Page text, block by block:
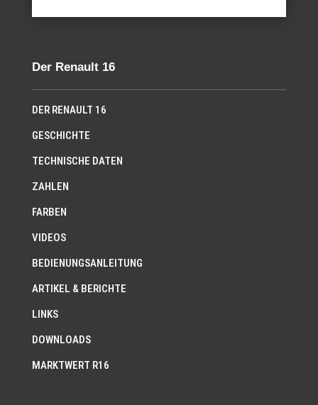
Der Renault 16
DER RENAULT 16
GESCHICHTE
TECHNISCHE DATEN
ZAHLEN
FARBEN
VIDEOS
BEDIENUNGSANLEITUNG
ARTIKEL & BERICHTE
LINKS
DOWNLOADS
MARKTWERT R16